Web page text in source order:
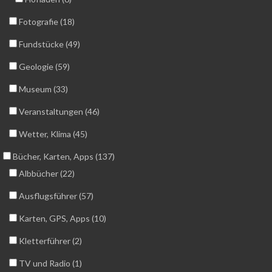
Fotografie (18)
Fundstücke (49)
Geologie (59)
Museum (33)
Veranstaltungen (46)
Wetter, Klima (45)
Bücher, Karten, Apps (137)
Albbücher (22)
Ausflugsführer (57)
Karten, GPS, Apps (10)
Kletterführer (2)
TV und Radio (1)